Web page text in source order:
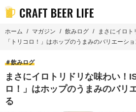
ホーム マガジン 飲みログ
まさにイロト
「トリコロ！」はホップのうまみのバリエーシ
飲みログ
まさにイロトリドリな味わい！
ロ！」はホップのうまみのバリ
る